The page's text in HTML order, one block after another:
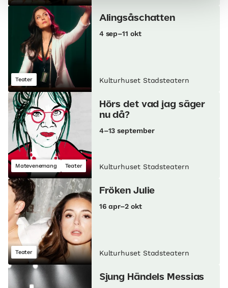
Teater
Alingsåschatten
4 sep–11 okt
Kulturhuset Stadsteatern
Matevenemang Teater
Hörs det vad jag säger
nu då?
4–13 september
Kulturhuset Stadsteatern
Teater
Fröken Julie
16 apr–2 okt
Kulturhuset Stadsteatern
Sjung Händels Messias